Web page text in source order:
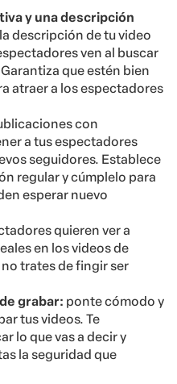
y una descripción
descripción de tu video
ven al buscar
que estén bien
atraer a los espectadores
con
a tus espectadores
seguidores. Establece
regular y cúmplelo para
esperar nuevo
quieren ver a
en los videos de
no trates de fingir ser
grabar: ponte cómodo y
tus videos. Te
lo que vas a decir y
la seguridad que